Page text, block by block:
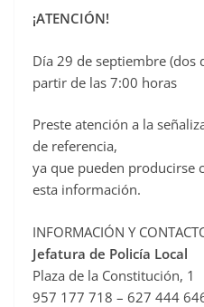
k
¡ATENCIÓN!
Día 29 de septiembre (dos
partir de las 7:00 horas
Preste atención a la
de referencia,
ya que pueden producirse
esta información.
INFORMACIÓN Y
Jefatura de Policía Local
Plaza de la Constitución, 1
957 177 718 – 627 444